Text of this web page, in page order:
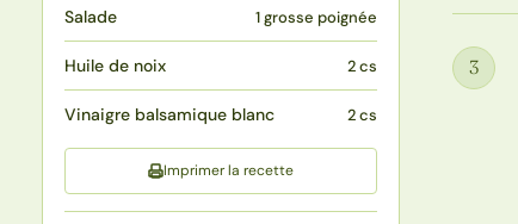
Salade 1 grosse poignée
Huile de noix 2 cs
Vinaigre balsamique blanc 2 cs
Imprimer la recette
Étape
3